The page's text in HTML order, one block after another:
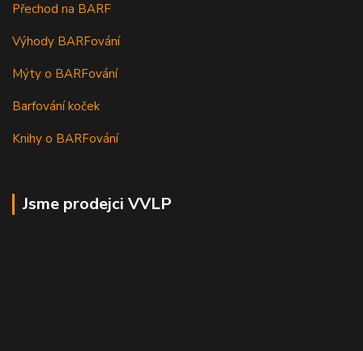
Přechod na BARF
Výhody BARFování
Mýty o BARFování
Barfování koček
Knihy o BARFování
Jsme prodejci VVLP